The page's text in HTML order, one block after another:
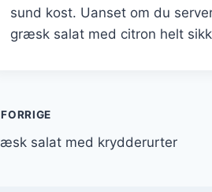
sund kost. Uanset om du
græsk salat med citron helt
FORRIGE
salat med krydderurter